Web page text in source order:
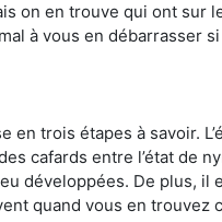
on en trouve qui ont sur
à vous en débarrasser
trois étapes à savoir.
cafards entre l’état de
développées. De plus, il
quand vous en trouvez